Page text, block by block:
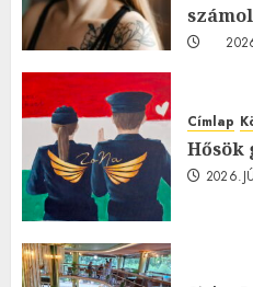
Címlap
Hősök